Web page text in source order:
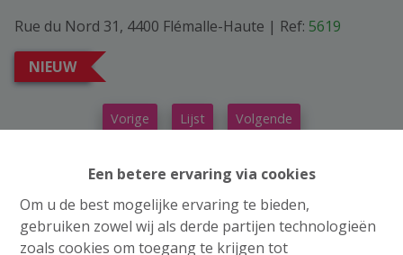
Een betere ervaring via cookies
Om u de best mogelijke ervaring te bieden,
gebruiken zowel wij als derde partijen technologieën
zoals cookies om toegang te krijgen tot
Rue du Nord 31, 4400 Flémalle-Haute | Ref: 5619
NIEUW
Vorige Lijst Volgende